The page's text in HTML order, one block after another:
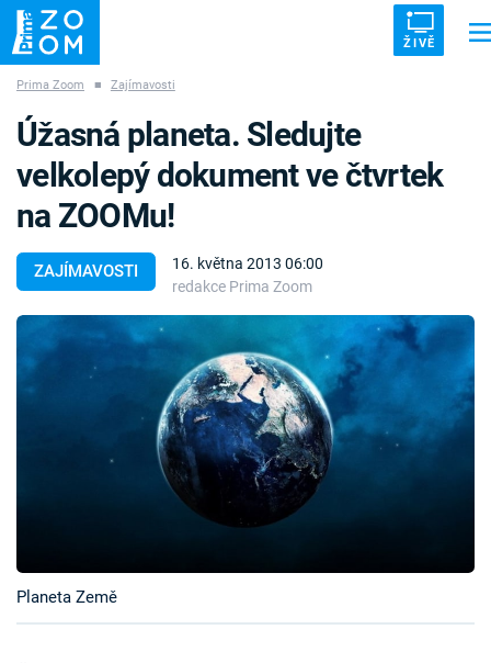
ŽIVĚ
VETŘELCI DÁVNOVĚKU
Témata
Témata
TV Program
Sledujte prima+
Prima Zoom ■ Zajímavosti
ZAJÍMAVOSTI
16. května 2013 06:00
redakce Prima Zoom
Úžasná planeta. Sledujte
velkolepý dokument ve čtvrtek
na ZOOMu!
Planeta Země